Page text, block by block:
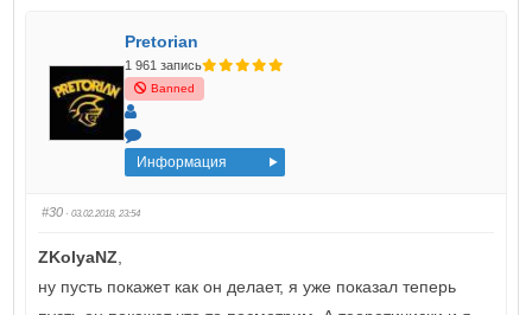
Pretorian
1 961 запись
Banned
Информация
#30 · 03.02.2018, 23:54
ZKolyaNZ
ну пусть покажет как он делает, я уже показал теперь